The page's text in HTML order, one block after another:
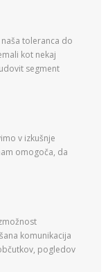
toleranca do
kot nekaj
segment
v izkušnje
omogoča, da
komunikacija
pogledov